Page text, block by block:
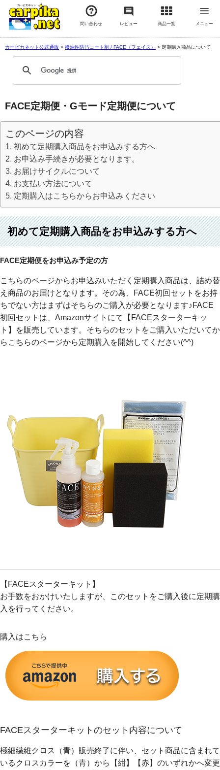
問い合わせ レビュー 商品一覧 メニュー
カーピカネット公式通販 > 撥油性防汚コート剤 / FACE（フェイス） > 定期購入商品について
FACE定期便・Gモード定期便について
このページの内容
初めて定期購入商品をお申込みする方へ
お申込み手続きが必要となります。
お届けサイクルについて
お支払い方法について
定期購入はこちらからお申込みください
初めて定期購入商品をお申込みする方へ
FACE定期便をお申込み予定の方
こちらのページからお申込みいただく定期購入商品は、詰め替
え商品のお届けとなります。その為、FACE初回セットをお持
ちでない方はまずはそちらのご購入が必要となります♪FACE
初回セットは、Amazonサイトにて【FACEスターターキッ
ト】を販売しています。そちらのセットをご購入いただいてか
らこちらのページから定期購入を開始してください(^^)
【FACEスターターキット】
お手数をおかけいたしますが、このセットをご購入後に定期購
入を行ってください。
購入はこちら
FACEスターターキットのセット内容について
極細繊維クロス（青）販売終了に伴い、セット商品に含まれて
いるクロスカラーを（青）から【紺】【赤】のいずれかへ変更